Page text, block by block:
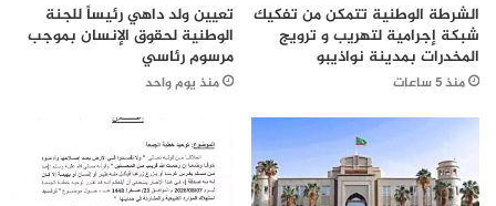
الشرطة الوطنية تتمكن من تفكيك
شبكة إجرامية لتهريب و ترويج
المخدرات بمدينة نواذيبو
منذ 5 ساعات
تعيين ولد داهي رئيساً للجنة
الوطنية لحقوق الإنسان بموجب
مرسوم رئاسي
منذ يوم واحد